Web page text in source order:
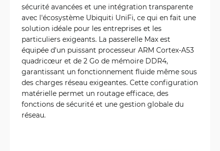
sécurité avancées et une intégration transparente
avec l'écosystème Ubiquiti UniFi, ce qui en fait une
solution idéale pour les entreprises et les
particuliers exigeants. La passerelle Max est
équipée d'un puissant processeur ARM Cortex-A53
quadricœur et de 2 Go de mémoire DDR4,
garantissant un fonctionnement fluide même sous
des charges réseau exigeantes. Cette configuration
matérielle permet un routage efficace, des
fonctions de sécurité et une gestion globale du
réseau.